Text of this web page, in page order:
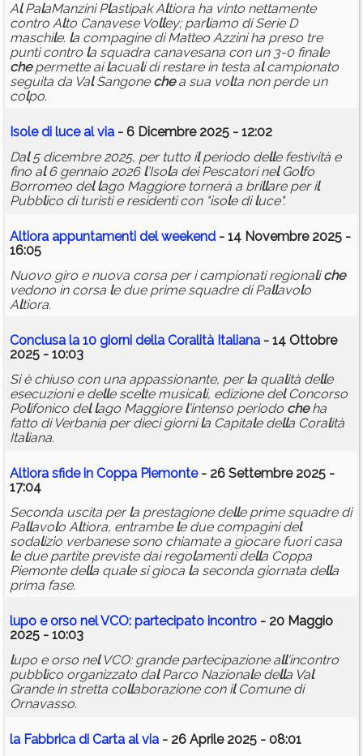
AlPalaManzini Plastipak Altiora ha vinto nettamente
contro Alto Canavese Volley; parliamo di Serie D
maschile. la compagine di Matteo Azzini ha preso tre
punti contro la squadra canavesana con un 3-0 finale
chepermette ailacuali di restare in testa alcampionato
seguita da ValSangone chea sua volta non perde un
colpo.
Isole di luce alvia - 6 Dicembre 2025 - 12:02
Dal5 dicembre 2025, per tutto ilperiodo delle festività e
fino al6 gennaio 2026 l’Isola dei Pescatori nelGolfo
Borromeo del lago Maggiore tornerà a brillare per il
Pubblico di turisti e residenti con "isole diluce".
Altiora appuntamenti delweekend - 14 Novembre 2025 -
16:05
Nuovo giro e nuova corsa per i campionati regionaliche
vedono in corsa le due prime squadre di Pallavolo
Altiora.
Conclusa la 10 giorni della Coralità Italiana - 14 Ottobre
2025 - 10:03
Si è chiuso con una appassionante, perla qualità delle
esecuzioni e delle scelte musicali, edizione delConcorso
Polifonico del lago Maggiore l’intenso periodo cheha
fatto di Verbania per dieci giornila Capitale della Coralità
Italiana.
Altiora sfide in Coppa Piemonte- 26 Settembre 2025 -
17:04
Seconda uscita perla prestagione delle prime squadre di
Pallavolo Altiora, entrambe le due compagini del
sodalizio verbanese sono chiamate a giocare fuori casa
le due partite previste dai regolamenti della Coppa
Piemonte della quale si gioca la seconda giornata della
prima fase.
lupo e orso nelVCO: partecipato incontro - 20 Maggio
2025 - 10:03
lupo e orso nelVCO: grande partecipazione all'incontro
pubblico organizzato dalParco Nazionale della Val
Grande in stretta collaborazione con ilComune di
Ornavasso.
la Fabbrica di Carta alvia - 26 Aprile 2025 - 08:01